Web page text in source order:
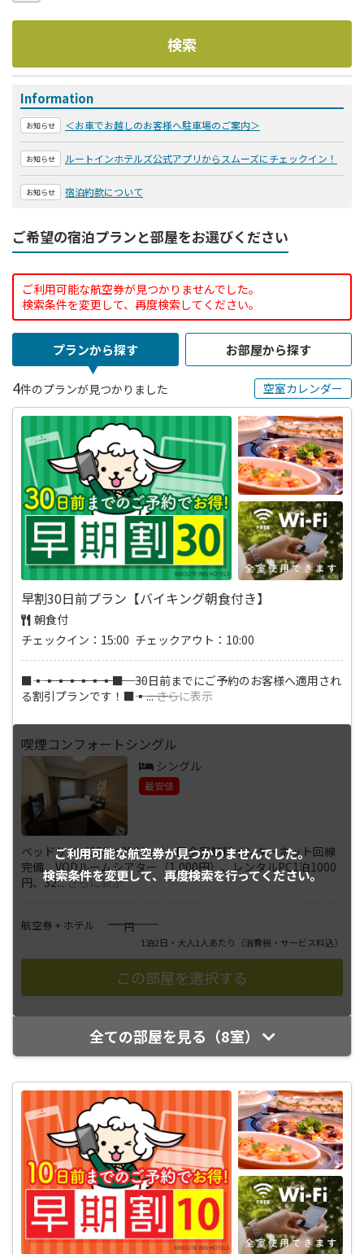
検索
Information
お知らせ ＜お車でお越しのお客様へ駐車場のご案内＞
お知らせ ルートインホテルズ公式アプリからスムーズにチェックイン！
お知らせ 宿泊約款について
ご希望の宿泊プランと部屋をお選びください
ご利用可能な航空券が見つかりませんでした。
検索条件を変更して、再度検索してください。
プランから探す お部屋から探す
4件のプランが見つかりました 空室カレンダー
早割30日前プラン【バイキング朝食付き】
朝食付
チェックイン：15:00 チェックアウト：10:00
■―――▪―――▪―――▪―――▪―――▪―――▪―――▪―――■ 30日前までにご予約のお客様へ適用され
る割引プランです！■―――▪―――...さらに表示
ご利用可能な航空券が見つかりませんでした。
検索条件を変更して、 再度検索を行ってください。
喫煙コンフォートシングル
シングル
最安値
ベッドサイズ130×200(cm) ■全室無料インターネット回線
完備、VODルームシアター（1,000円）、レンタルPC1泊1000
円、32...さらに表示
航空券 + ホテル ――――円
1泊2日・大人1人あたり （消費税・サービス料込）
全ての部屋を見る（8室）